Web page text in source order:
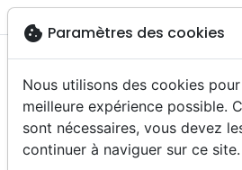
menu
cookie Paramètres des cookies
Nous utilisons des cookies
meilleure expérience possible.
sont nécessaires, vous devez
continuer à naviguer sur ce site.